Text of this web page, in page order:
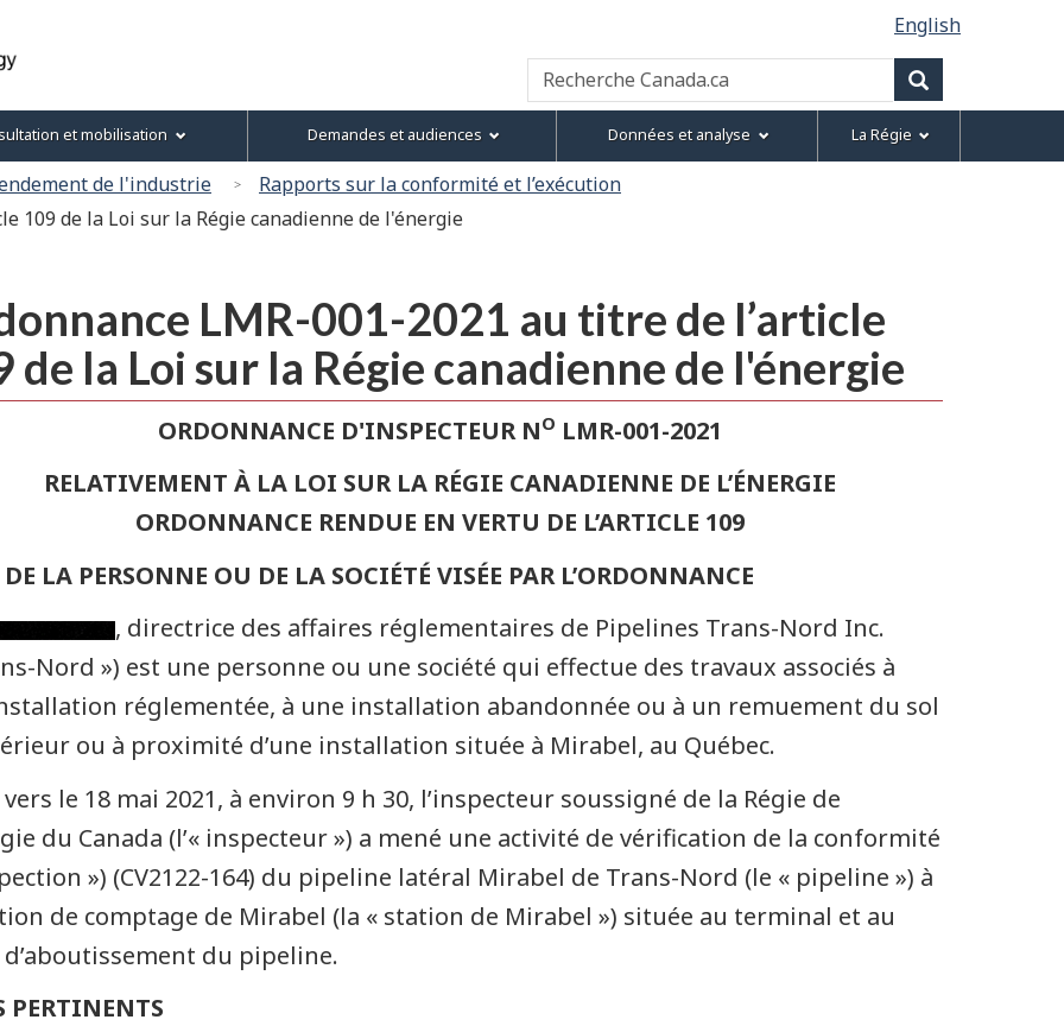
principal
propos
ce
site »
de
section
English
Recherche
Canada.ca
Recherche
et mobilisation Demandes et audiences Données et analyse La Régie
de l'industrie
Rapports sur la conformité et l’exécution
109 de la Loi sur la Régie canadienne de l'énergie
LMR-001-2021 au titre de l’article
de la Loi sur la Régie canadienne de l'énergie
ORDONNANCE D'INSPECTEUR NO LMR-001-2021
RELATIVEMENT À LA LOI SUR LA RÉGIE CANADIENNE DE L’ÉNERGIE
ORDONNANCE RENDUE EN VERTU DE L’ARTICLE 109
LA PERSONNE OU DE LA SOCIÉTÉ VISÉE PAR L’ORDONNANCE
, directrice des affaires réglementaires de Pipelines Trans-Nord Inc.
Nord ») est une personne ou une société qui effectue des travaux associés à
réglementée, à une installation abandonnée ou à un remuement du sol
ou à proximité d’une installation située à Mirabel, au Québec.
vers le 18 mai 2021, à environ 9 h 30, l’inspecteur soussigné de la Régie de
du Canada (l’« inspecteur ») a mené une activité de vérification de la conformité
») (CV2122-164) du pipeline latéral Mirabel de Trans-Nord (le « pipeline ») à
de comptage de Mirabel (la « station de Mirabel ») située au terminal et au
du pipeline.
PERTINENTS